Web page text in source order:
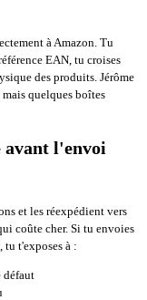
à Amazon. Tu
EAN, tu croises
des produits. Jérôme
quelques boîtes
avant l'envoi
et les réexpédient vers
coûte cher. Si tu envoies
tu t'exposes à :
défaut